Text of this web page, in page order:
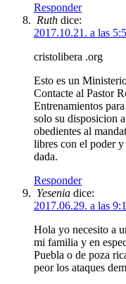
Responder
Ruth dice:
2017.10.21. a las
cristolibera .org
Esto es un
Contacte al Pastor
Entrenamientos
solo su disposicion
obedientes al
libres con el poder
dada.
Responder
Yesenia dice:
2017.06.29. a las
Hola yo necesito a
mi familia y en
Puebla o de poza
peor los ataques